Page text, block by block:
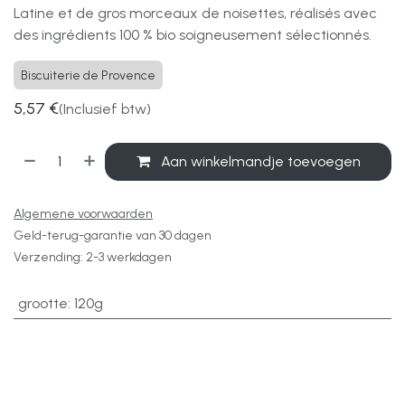
Latine et de gros morceaux de noisettes, réalisés avec
des ingrédients 100 % bio soigneusement sélectionnés.
Biscuiterie de Provence
5,57 €(Inclusief btw)
Aan winkelmandje toevoegen
Algemene voorwaarden
Geld-terug-garantie van 30 dagen
Verzending: 2-3 werkdagen
grootte: 120g